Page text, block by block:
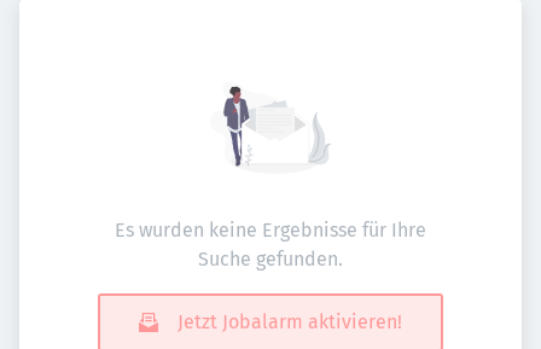
Es wurden keine Ergebnisse für Ihre
Suche gefunden.
Jetzt Jobalarm aktivieren!